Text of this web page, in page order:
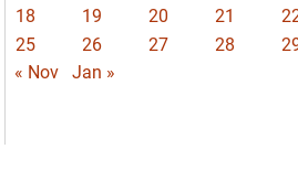
18
19 20 21
25
26 27 28
« Nov
Jan »